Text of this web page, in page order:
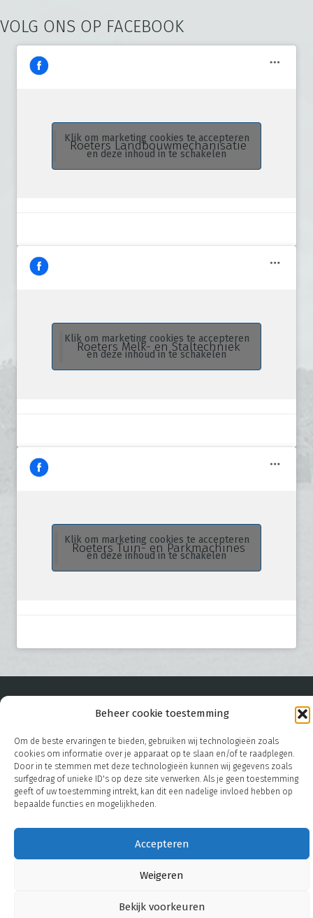
Beheer cookie toestemming
Om de beste ervaringen te bieden, gebruiken wij technologieën zoals
cookies om informatie over je apparaat op te slaan en/of te raadplegen.
Door in te stemmen met deze technologieën kunnen wij gegevens zoals
surfgedrag of unieke ID's op deze site verwerken. Als je geen toestemming
geeft of uw toestemming intrekt, kan dit een nadelige invloed hebben op
bepaalde functies en mogelijkheden.
Accepteren
Weigeren
Bekijk voorkeuren
VOLG ONS OP FACEBOOK
Roeters Landbouwmechanisatie
Klik om marketing cookies te accepteren
en deze inhoud in te schakelen
Roeters Melk- en Staltechniek
Klik om marketing cookies te accepteren
en deze inhoud in te schakelen
Roeters Tuin- en Parkmachines
Klik om marketing cookies te accepteren
en deze inhoud in te schakelen
Roeters B.V. - Hoofdstraat 38-40 - 9342 PD Een (NL) -
T.
+31 (0) 592 65 62 86 - E. info@roetersbv.nl